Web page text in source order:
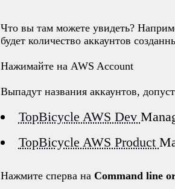
Что вы там можете увидеть?
будет количество аккаунтов
Нажимайте на AWS Account
Выпадут названия аккаунтов,
TopBicycle AWS Dev
TopBicycle AWS Product
Нажмите сперва на Command line